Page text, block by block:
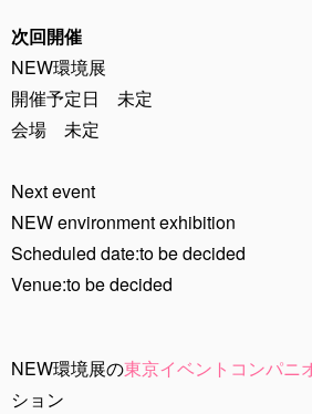
次回開催
NEW環境展
開催予定日 未定
会場 未定
Next event
NEW environment exhibition
Scheduled date:to be decided
Venue:to be decided
NEW環境展の東京イベントコンパニ
ション